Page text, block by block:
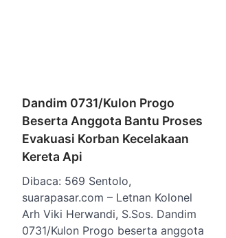
Dandim 0731/Kulon Progo
Beserta Anggota Bantu Proses
Evakuasi Korban Kecelakaan
Kereta Api
Dibaca: 569 Sentolo,
suarapasar.com – Letnan Kolonel
Arh Viki Herwandi, S.Sos. Dandim
0731/Kulon Progo beserta anggota